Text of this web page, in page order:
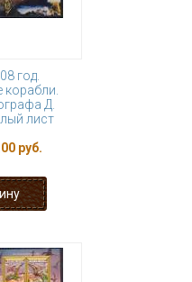
год.
Д.
лист
руб.